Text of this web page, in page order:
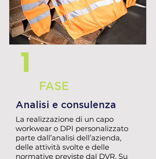
1
FASE
Analisi e consulenza
La realizzazione di un capo
workwear o DPI personalizzato
parte dall’analisi dell’azienda,
delle attività svolte e delle
normative previste dal DVR. Su